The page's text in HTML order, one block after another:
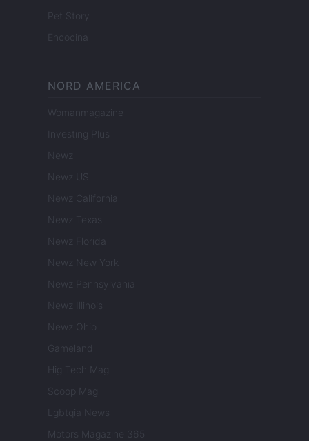
Pet Story
Encocina
NORD AMERICA
Womanmagazine
Investing Plus
Newz
Newz US
Newz California
Newz Texas
Newz Florida
Newz New York
Newz Pennsylvania
Newz Illinois
Newz Ohio
Gameland
Hig Tech Mag
Scoop Mag
Lgbtqia News
Motors Magazine 365